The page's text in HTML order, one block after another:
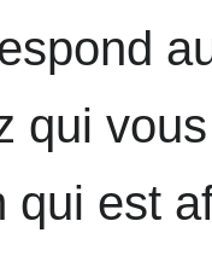
qui
qui est